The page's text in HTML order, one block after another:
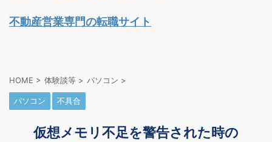
不動産営業専門の転職サイト
HOME > 体験談等 > パソコン >
パソコン 不具合
仮想メモリ不足を警告された時の